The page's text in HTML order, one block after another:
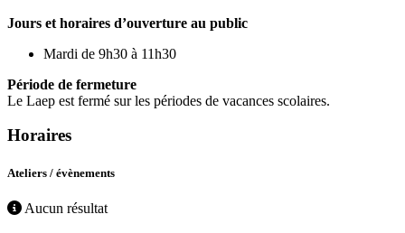
Jours et horaires d’ouverture au public
Mardi de 9h30 à 11h30
Période de fermeture
Le Laep est fermé sur les périodes de vacances scolaires.
Horaires
Ateliers / évènements
Aucun résultat